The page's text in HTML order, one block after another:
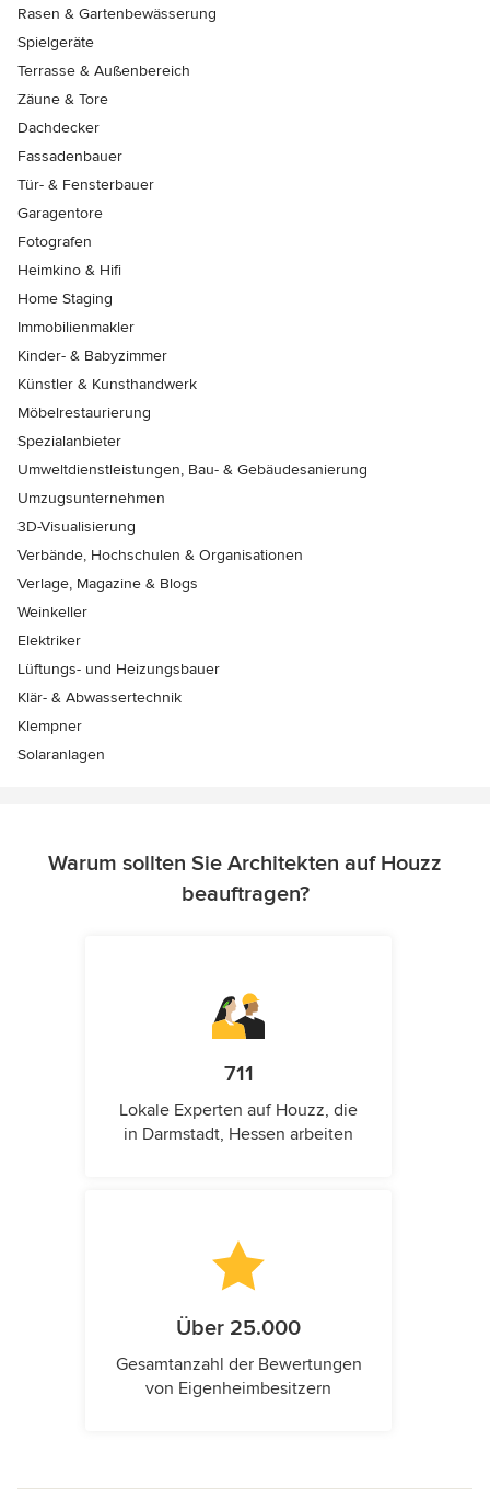
Rasen & Gartenbewässerung
Spielgeräte
Terrasse & Außenbereich
Zäune & Tore
Dachdecker
Fassadenbauer
Tür- & Fensterbauer
Garagentore
Fotografen
Heimkino & Hifi
Home Staging
Immobilienmakler
Kinder- & Babyzimmer
Künstler & Kunsthandwerk
Möbelrestaurierung
Spezialanbieter
Umweltdienstleistungen, Bau- & Gebäudesanierung
Umzugsunternehmen
3D-Visualisierung
Verbände, Hochschulen & Organisationen
Verlage, Magazine & Blogs
Weinkeller
Elektriker
Lüftungs- und Heizungsbauer
Klär- & Abwassertechnik
Klempner
Solaranlagen
Warum sollten Sie Architekten auf Houzz
beauftragen?
711
Lokale Experten auf Houzz, die
in Darmstadt, Hessen arbeiten
Über 25.000
Gesamtanzahl der Bewertungen
von Eigenheimbesitzern